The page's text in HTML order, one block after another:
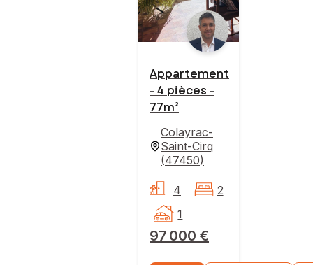
Appartement
- 4 pièces -
77m²
Colayrac-
Saint-Cirq
(47450)
97 000 €
4
2
1